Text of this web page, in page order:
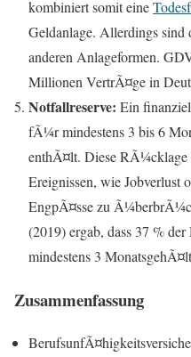
kombiniert somit eine
Geldanlage. Allerdings sind
anderen Anlageformen.
Millionen VertrÃ¤ge in
Notfallreserve: Ein
fÃ¼r mindestens 3 bis 6
enthÃ¤lt. Diese RÃ¼cklage
Ereignissen, wie Jobverlust
EngpÃ¤sse zu
(2019) ergab, dass 37 %
mindestens 3
Zusammenfassung